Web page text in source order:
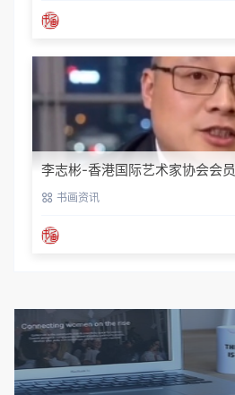
李志彬-香港国际艺术家协会会员
书画资讯